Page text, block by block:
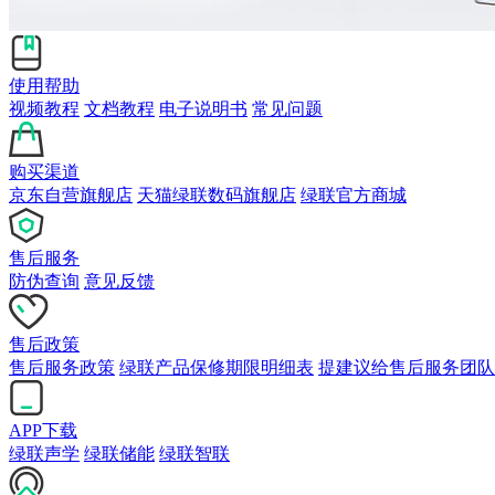
使用帮助
视频教程 文档教程 电子说明书 常见问题
购买渠道
京东自营旗舰店 天猫绿联数码旗舰店 绿联官方商城
售后服务
防伪查询 意见反馈
售后政策
售后服务政策 绿联产品保修期限明细表 提建议给售后服务团队
APP下载
绿联声学 绿联储能 绿联智联